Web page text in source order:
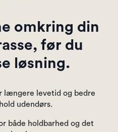
omkring din
før du
løsning.
længere levetid og bedre
udendørs.
både holdbarhed og det